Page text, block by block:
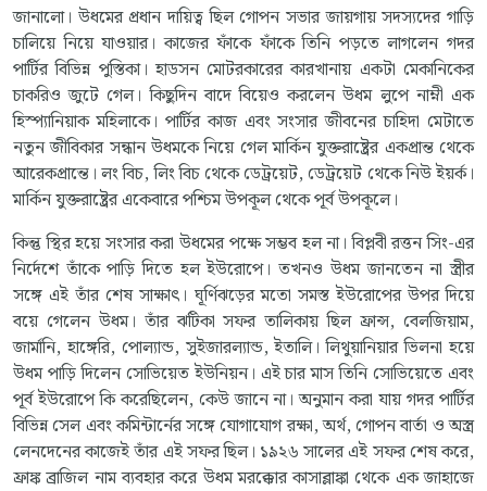
জানালো। উধমের প্রধান দায়িত্ব ছিল গোপন সভার জায়গায় সদস্যদের গাড়ি
চালিয়ে নিয়ে যাওয়ার। কাজের ফাঁকে ফাঁকে তিনি পড়তে লাগলেন গদর
পার্টির বিভিন্ন পুস্তিকা। হাডসন মোটরকারের কারখানায় একটা মেকানিকের
চাকরিও জুটে গেল। কিছুদিন বাদে বিয়েও করলেন উধম লুপে নাম্নী এক
হিস্প্যানিয়াক মহিলাকে। পার্টির কাজ এবং সংসার জীবনের চাহিদা মেটাতে
নতুন জীবিকার সন্ধান উধমকে নিয়ে গেল মার্কিন যুক্তরাষ্ট্রের একপ্রান্ত থেকে
আরেকপ্রান্তে। লং বিচ, লিং বিচ থেকে ডেট্রয়েট, ডেট্রয়েট থেকে নিউ ইয়র্ক।
মার্কিন যুক্তরাষ্ট্রের একেবারে পশ্চিম উপকূল থেকে পূর্ব উপকূলে।
কিন্তু স্থির হয়ে সংসার করা উধমের পক্ষে সম্ভব হল না। বিপ্লবী রত্তন সিং-এর
নির্দেশে তাঁকে পাড়ি দিতে হল ইউরোপে। তখনও উধম জানতেন না স্ত্রীর
সঙ্গে এই তাঁর শেষ সাক্ষাৎ। ঘূর্ণিঝড়ের মতো সমস্ত ইউরোপের উপর দিয়ে
বয়ে গেলেন উধম। তাঁর ঝটিকা সফর তালিকায় ছিল ফ্রান্স, বেলজিয়াম,
জার্মানি, হাঙ্গেরি, পোল্যান্ড, সুইজারল্যান্ড, ইতালি। লিথুয়ানিয়ার ভিলনা হয়ে
উধম পাড়ি দিলেন সোভিয়েত ইউনিয়ন। এই চার মাস তিনি সোভিয়েতে এবং
পূর্ব ইউরোপে কি করেছিলেন, কেউ জানে না। অনুমান করা যায় গদর পার্টির
বিভিন্ন সেল এবং কমিন্টার্নের সঙ্গে যোগাযোগ রক্ষা, অর্থ, গোপন বার্তা ও অস্ত্র
লেনদেনের কাজেই তাঁর এই সফর ছিল। ১৯২৬ সালের এই সফর শেষ করে,
ফ্রাঙ্ক ব্রাজিল নাম ব্যবহার করে উধম মরক্কোর কাসাব্লাঙ্কা থেকে এক জাহাজে